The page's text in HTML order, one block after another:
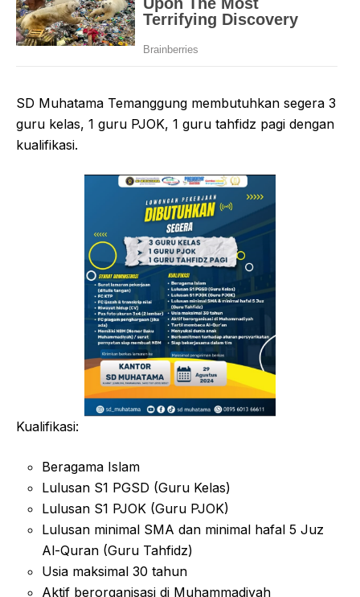
SD Muhatama Temanggung membutuhkan segera 3
guru kelas, 1 guru PJOK, 1 guru tahfidz pagi dengan
kualifikasi.
Kualifikasi:
Beragama Islam
Lulusan S1 PGSD (Guru Kelas)
Lulusan S1 PJOK (Guru PJOK)
Lulusan minimal SMA dan minimal hafal 5 Juz
Al-Quran (Guru Tahfidz)
Usia maksimal 30 tahun
Aktif berorganisasi di Muhammadiyah